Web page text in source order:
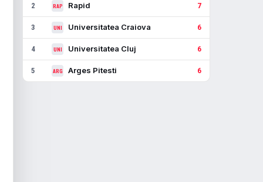
2 RAP Rapid 7
3 UNI Universitatea Craiova 6
4 UNI Universitatea Cluj 6
5 ARG Arges Pitesti 6